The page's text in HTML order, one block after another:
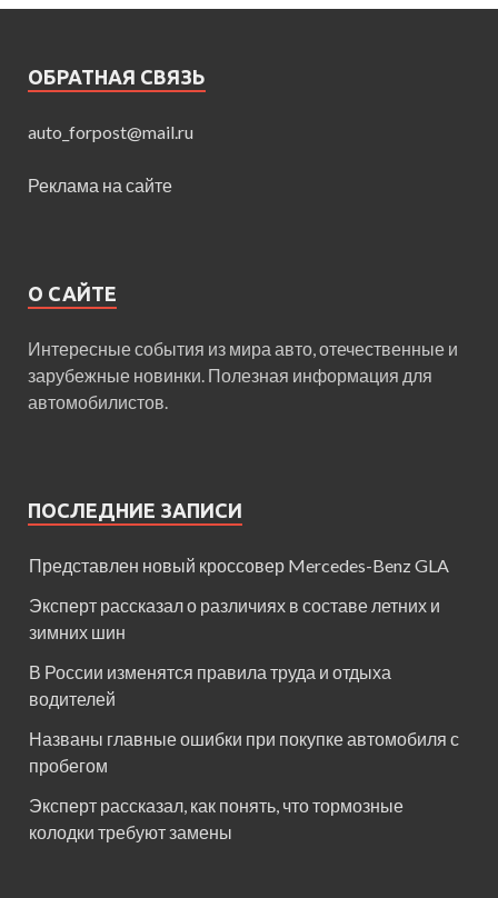
ОБРАТНАЯ СВЯЗЬ
auto_forpost@mail.ru
Реклама на сайте
О САЙТЕ
Интересные события из мира авто, отечественные и
зарубежные новинки. Полезная информация для
автомобилистов.
ПОСЛЕДНИЕ ЗАПИСИ
Представлен новый кроссовер Mercedes-Benz GLA
Эксперт рассказал о различиях в составе летних и
зимних шин
В России изменятся правила труда и отдыха
водителей
Названы главные ошибки при покупке автомобиля с
пробегом
Эксперт рассказал, как понять, что тормозные
колодки требуют замены